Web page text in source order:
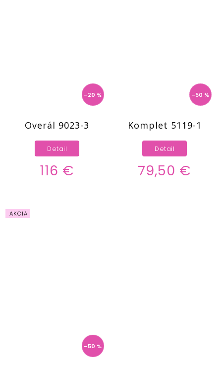
–20 %
Overál 9023-3
116 €
Detail
–50 %
Komplet 5119-1
79,50 €
Detail
AKCIA
–50 %